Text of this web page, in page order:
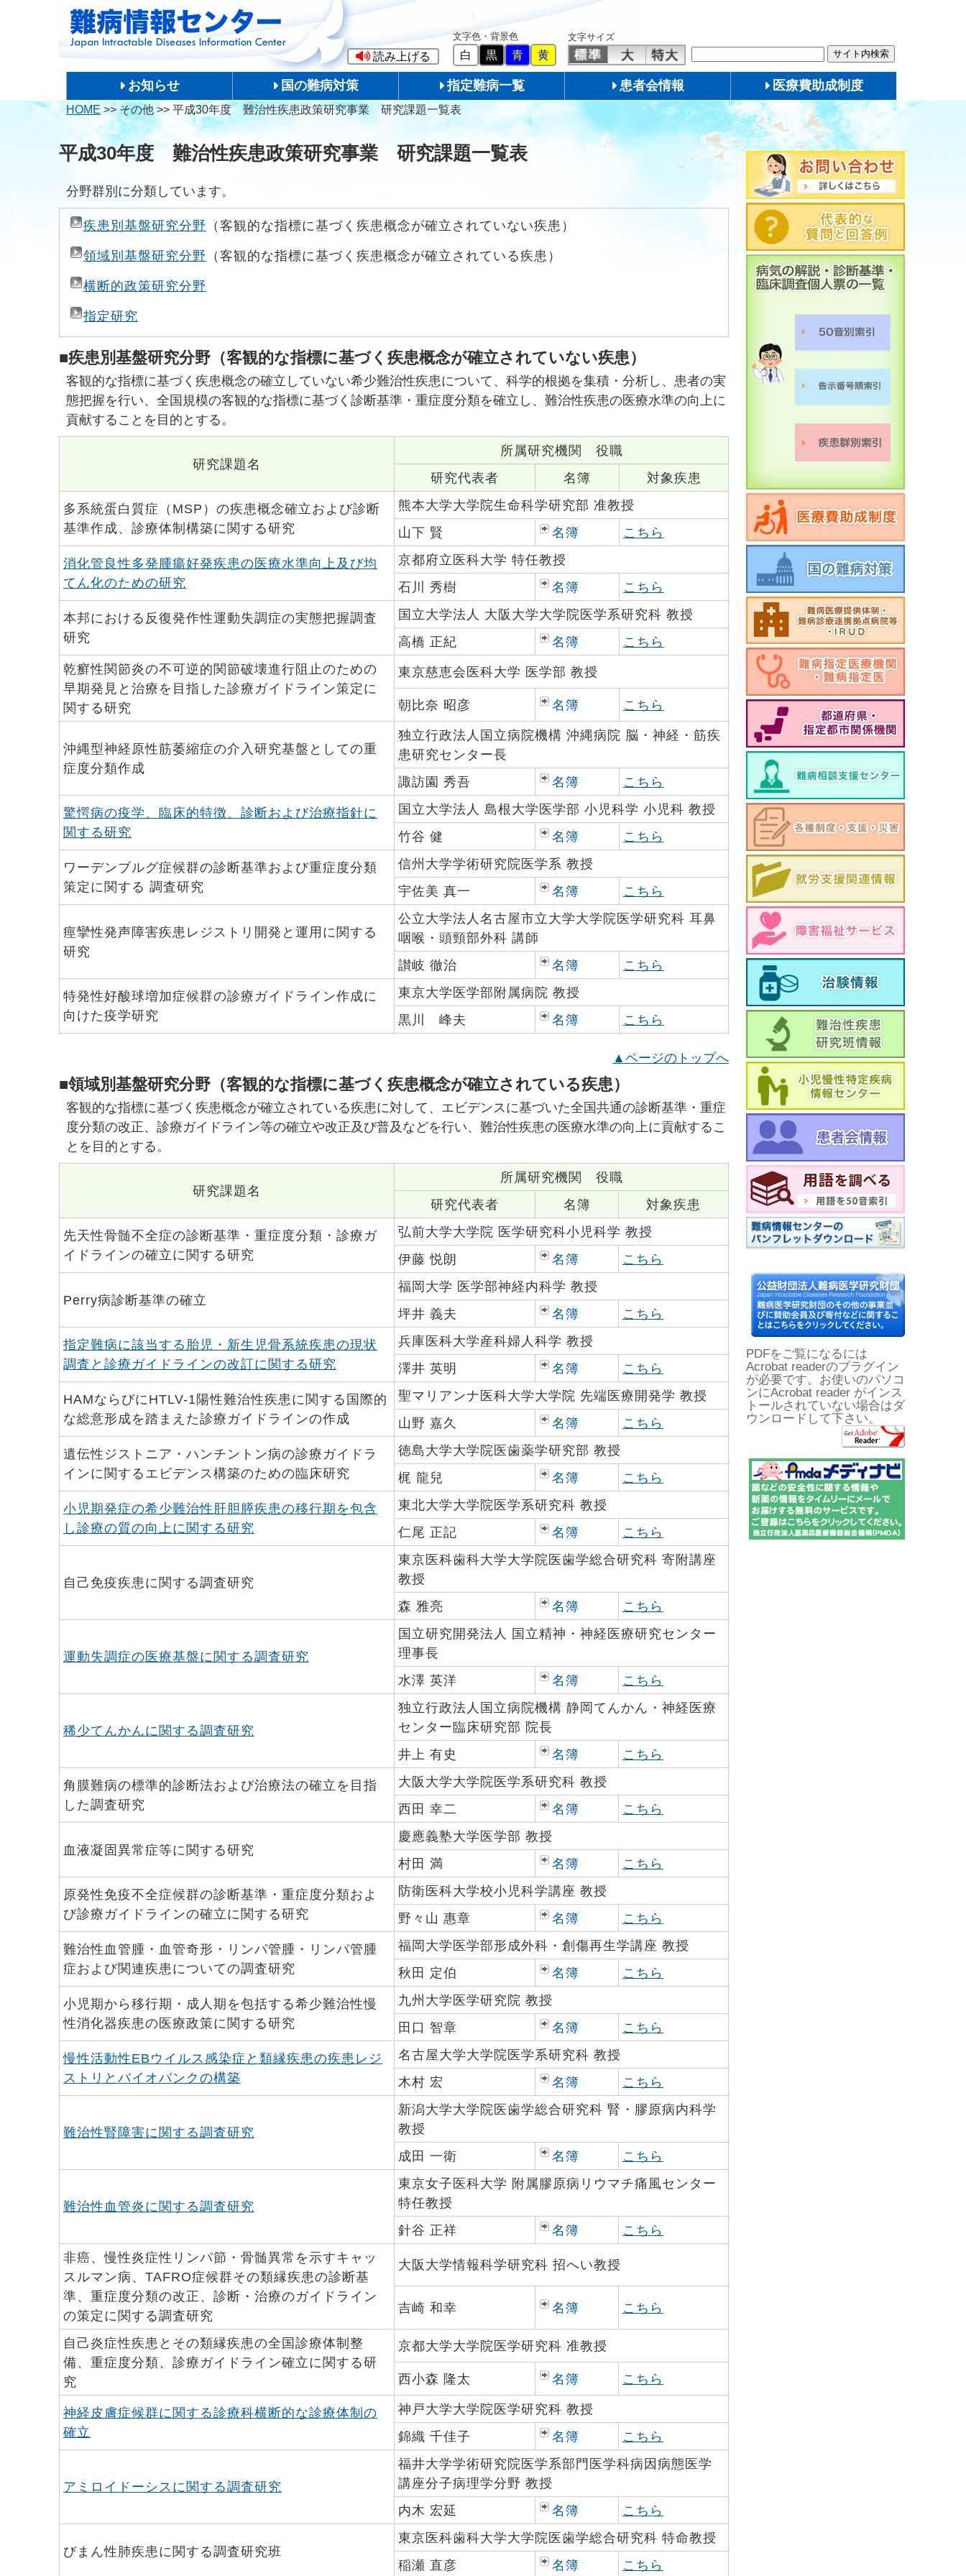
文字サイズ
文字色・背景色
白 黒 青 黄
読み上げる
お知らせ 国の難病対策 指定難病一覧 患者会情報 医療費助成制度
HOME>>その他>> 平成30年度 難治性疾患政策研究事業 研究課題一覧表
平成30年度 難治性疾患政策研究事業 研究課題一覧表
分野群別に分類しています。
疾患別基盤研究分野 （客観的な指標に基づく疾患概念が確立されていない疾患）
領域別基盤研究分野 （客観的な指標に基づく疾患概念が確立されている疾患）
横断的政策研究分野
指定研究
■疾患別基盤研究分野（客観的な指標に基づく疾患概念が確立されていない疾患）
客観的な指標に基づく疾患概念の確立していない希少難治性疾患について、科学的根拠を集積・分析し、患者の実
態把握を行い、全国規模の客観的な指標に基づく診断基準・重症度分類を確立し、難治性疾患の医療水準の向上に
貢献することを目的とする。
研究課題名
所属研究機関 役職
研究代表者
名簿 対象疾患
多系統蛋白質症（MSP）の疾患概念確立および診断
基準作成、診療体制構築に関する研究
熊本大学大学院生命科学研究部 准教授
山下 賢
名簿 こちら
消化管良性多発腫瘍好発疾患の医療水準向上及び均
てん化のための研究
京都府立医科大学 特任教授
石川 秀樹
名簿 こちら
本邦における反復発作性運動失調症の実態把握調査
研究
国立大学法人 大阪大学大学院医学系研究科 教授
高橋 正紀
名簿
こちら
乾癬性関節炎の不可逆的関節破壊進行阻止のための
早期発見と治療を目指した診療ガイドライン策定に
関する研究
東京慈恵会医科大学 医学部 教授
朝比奈 昭彦 名簿 こちら
沖縄型神経原性筋萎縮症の介入研究基盤としての重
症度分類作成
独立行政法人国立病院機構 沖縄病院 脳・神経・筋疾
患研究センター長
諏訪園 秀吾
名簿 こちら
驚愕病の疫学、臨床的特徴、診断および治療指針に
関する研究
国立大学法人 島根大学医学部 小児科学 小児科 教授
竹谷 健
名簿 こちら
ワーデンブルグ症候群の診断基準および重症度分類
策定に関する 調査研究
信州大学学術研究院医学系 教授
宇佐美 真一
名簿 こちら
痙攣性発声障害疾患レジストリ開発と運用に関する
研究
公立大学法人名古屋市立大学大学院医学研究科 耳鼻
咽喉・頭頸部外科 講師
讃岐 徹治
名簿 こちら
特発性好酸球増加症候群の診療ガイドライン作成に
向けた疫学研究
東京大学医学部附属病院 教授
黒川 峰夫
名簿 こちら
▲ページのトップへ
■領域別基盤研究分野（客観的な指標に基づく疾患概念が確立されている疾患）
客観的な指標に基づく疾患概念が確立されている疾患に対して、エビデンスに基づいた全国共通の診断基準・重症
度分類の改正、診療ガイドライン等の確立や改正及び普及などを行い、難治性疾患の医療水準の向上に貢献するこ
とを目的とする。
研究課題名
所属研究機関 役職
研究代表者
名簿 対象疾患
先天性骨髄不全症の診断基準・重症度分類・診療ガ
イドラインの確立に関する研究
弘前大学大学院 医学研究科小児科学 教授
伊藤 悦朗
名簿 こちら
Perry病診断基準の確立
福岡大学 医学部神経内科学 教授
坪井 義夫
名簿 こちら
指定難病に該当する胎児・新生児骨系統疾患の現状
調査と診療ガイドラインの改訂に関する研究
兵庫医科大学産科婦人科学 教授
澤井 英明
名簿 こちら
HAMならびにHTLV-1陽性難治性疾患に関する国際的
な総意形成を踏まえた診療ガイドラインの作成
聖マリアンナ医科大学大学院 先端医療開発学 教授
山野 嘉久
名簿 こちら
遺伝性ジストニア・ハンチントン病の診療ガイドラ
インに関するエビデンス構築のための臨床研究
徳島大学大学院医歯薬学研究部 教授
梶 龍兒
名簿 こちら
小児期発症の希少難治性肝胆膵疾患の移行期を包含
し診療の質の向上に関する研究
東北大学大学院医学系研究科 教授
仁尾 正記
名簿 こちら
自己免疫疾患に関する調査研究
東京医科歯科大学大学院医歯学総合研究科 寄附講座
教授
森 雅亮
名簿 こちら
運動失調症の医療基盤に関する調査研究
国立研究開発法人 国立精神・神経医療研究センター
理事長
水澤 英洋
名簿 こちら
稀少てんかんに関する調査研究
独立行政法人国立病院機構 静岡てんかん・神経医療
センター臨床研究部 院長
井上 有史
名簿 こちら
角膜難病の標準的診断法および治療法の確立を目指
した調査研究
大阪大学大学院医学系研究科 教授
西田 幸二
名簿 こちら
血液凝固異常症等に関する研究
慶應義塾大学医学部 教授
村田 満
名簿 こちら
原発性免疫不全症候群の診断基準・重症度分類およ
び診療ガイドラインの確立に関する研究
防衛医科大学校小児科学講座 教授
野々山 惠章
名簿 こちら
難治性血管腫・血管奇形・リンパ管腫・リンパ管腫
症および関連疾患についての調査研究
福岡大学医学部形成外科・創傷再生学講座 教授
秋田 定伯
名簿 こちら
小児期から移行期・成人期を包括する希少難治性慢
性消化器疾患の医療政策に関する研究
九州大学医学研究院 教授
田口 智章
名簿 こちら
慢性活動性EBウイルス感染症と類縁疾患の疾患レジ
ストリとバイオバンクの構築
名古屋大学大学院医学系研究科 教授
木村 宏
名簿 こちら
難治性腎障害に関する調査研究
新潟大学大学院医歯学総合研究科 腎・膠原病内科学
教授
成田 一衛
名簿 こちら
難治性血管炎に関する調査研究
東京女子医科大学 附属膠原病リウマチ痛風センター
特任教授
針谷 正祥
名簿
こちら
非癌、慢性炎症性リンパ節・骨髄異常を示すキャッ
スルマン病、TAFRO症候群その類縁疾患の診断基
準、重症度分類の改正、診断・治療のガイドライン
の策定に関する調査研究
大阪大学情報科学研究科 招へい教授
吉崎 和幸 名簿 こちら
自己炎症性疾患とその類縁疾患の全国診療体制整
備、重症度分類、診療ガイドライン確立に関する研
究
京都大学大学院医学研究科 准教授
西小森 隆太 名簿 こちら
神経皮膚症候群に関する診療科横断的な診療体制の
確立
神戸大学大学院医学研究科 教授
錦織 千佳子
名簿 こちら
アミロイドーシスに関する調査研究
福井大学学術研究院医学系部門医学科病因病態医学
講座分子病理学分野 教授
内木 宏延
名簿 こちら
びまん性肺疾患に関する調査研究班
東京医科歯科大学大学院医歯学総合研究科 特命教授
稲瀬 直彦
名簿 こちら
PDFをご覧になるには
Acrobat readerのプラグイン
が必要です。お使いのパソコ
ンにAcrobat reader がインス
トールされていない場合はダ
ウンロードして下さい。